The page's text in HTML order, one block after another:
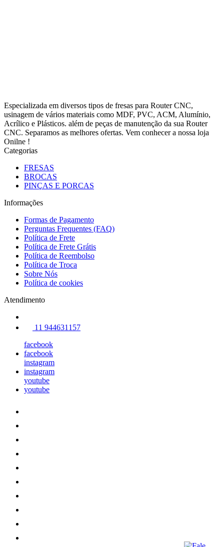
Especializada em diversos tipos de fresas para Router CNC,
usinagem de vários materiais como MDF, PVC, ACM, Alumínio,
Acrílico e Plásticos. além de peças de manutenção da sua Router
CNC. Separamos as melhores ofertas. Vem conhecer a nossa loja
Onilne !
Categorias
FRESAS
BROCAS
PINÇAS E PORCAS
Informações
Formas de Pagamento
Perguntas Frequentes (FAQ)
Política de Frete
Política de Frete Grátis
Política de Reembolso
Política de Troca
Sobre Nós
Política de cookies
Atendimento
11 944631157
facebook
facebook
instagram
instagram
youtube
youtube